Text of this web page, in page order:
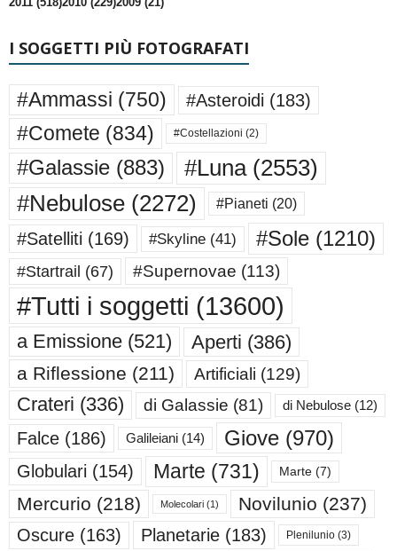
I SOGGETTI PIÙ FOTOGRAFATI
#Ammassi (750) #Asteroidi (183)
#Comete (834) #Costellazioni (2)
#Galassie (883) #Luna(2553)
#Nebulose (2272) #Pianeti (20)
#Satelliti (169) #Skyline (41) #Sole (1210)
#Startrail (67) #Supernovae (113)
#Tutti i soggetti (13600)
a Emissione (521) Aperti (386)
a Riflessione (211) Artificiali (129)
Crateri (336) di Galassie (81) di Nebulose (12)
Falce (186) Galileiani (14) Giove (970)
Globulari (154) Marte (731) Marte (7)
Mercurio (218) Molecolari (1) Novilunio (237)
Oscure (163) Planetarie (183) Plenilunio (3)